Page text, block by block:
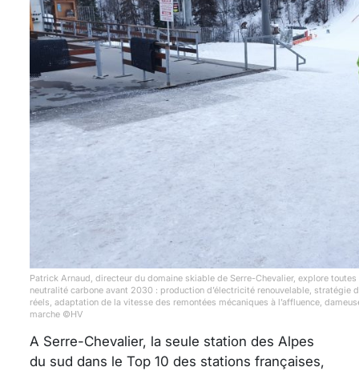
Patrick Arnaud, directeur du domaine skiable de Serre-Chevalier, explore
neutralité carbone avant 2030 : production d’électricité renouvelable, stratégie
réels, adaptation de la vitesse des remontées mécaniques à l’affluence,
marche ©HV
A Serre-Chevalier, la seule station des Alpes
du sud dans le Top 10 des stations françaises,